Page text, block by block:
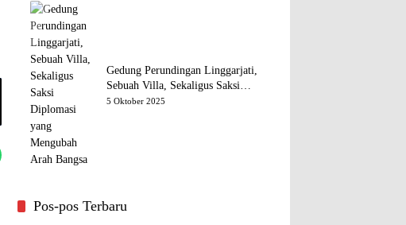
Gedung Perundingan Linggarjati,
Sebuah Villa, Sekaligus Saksi
Diplomasi yang Mengubah Arah
5 Oktober 2025
Pos-pos Terbaru